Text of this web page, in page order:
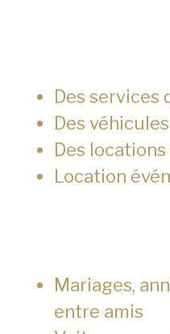
Des services
Des
Des
Location
Mariages,
entre amis